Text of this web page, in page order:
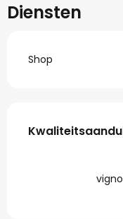
Diensten
Shop